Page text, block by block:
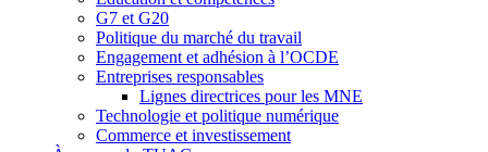
G7 et G20
Politique du marché du travail
Engagement et adhésion à l’OCDE
Entreprises responsables
Lignes directrices pour les MNE
Technologie et politique numérique
Commerce et investissement